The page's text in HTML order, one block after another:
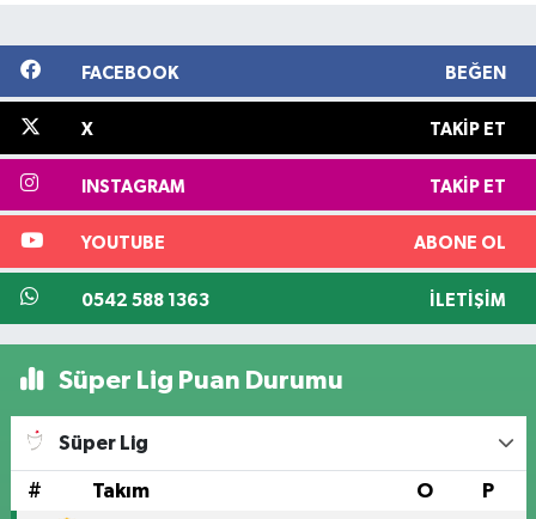
FACEBOOK BEĞEN
X TAKIP ET
INSTAGRAM TAKIP ET
YOUTUBE ABONE OL
0542 588 1363 İLETIŞIM
Süper Lig Puan Durumu
Süper Lig
# Takım O P